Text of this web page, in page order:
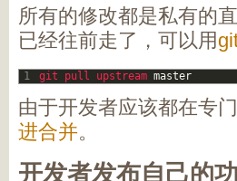
所有的修改都是私有的
已经往前走了，可以用
1 git pull upstream master
由于开发者应该都在专
进合并。
开发者发布自己的